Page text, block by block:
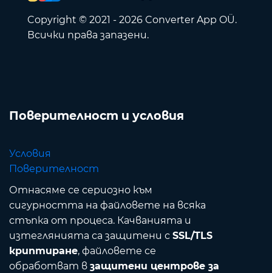
Copyright © 2021 - 2026 Converter App OÜ.
Всички права запазени.
Поверителност и условия
Условия
Поверителност
Отнасяме се сериозно към
сигурността на файловете на всяка
стъпка от процеса. Качванията и
изтеглянията са защитени с SSL/TLS
криптиране, файловете се
обработват в защитени центрове за